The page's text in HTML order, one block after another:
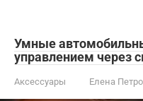
Умные
управлением через
Аксессуары Елена